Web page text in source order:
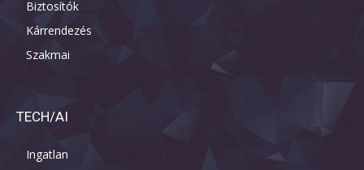
Biztosítók
Kárrendezés
Szakmai
TECH/AI
Ingatlan